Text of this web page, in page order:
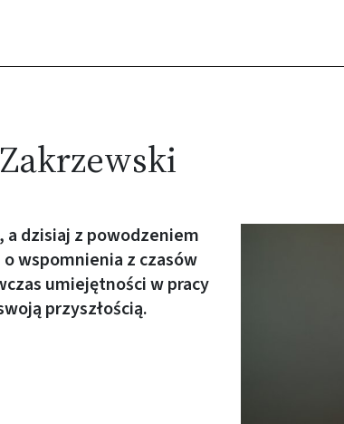
dzisiaj z powodzeniem
wspomnienia z czasów
umiejętności w pracy
przyszłością.